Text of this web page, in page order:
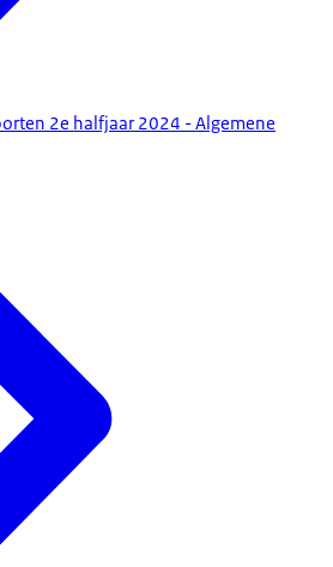
2e halfjaar 2024 - Algemene